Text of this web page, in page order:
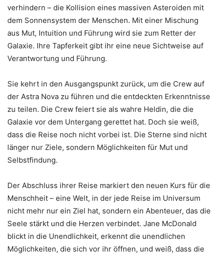
verhindern – die Kollision eines massiven Asteroiden mit
dem Sonnensystem der Menschen. Mit einer Mischung
aus Mut, Intuition und Führung wird sie zum Retter der
Galaxie. Ihre Tapferkeit gibt ihr eine neue Sichtweise auf
Verantwortung und Führung.
Sie kehrt in den Ausgangspunkt zurück, um die Crew auf
der Astra Nova zu führen und die entdeckten Erkenntnisse
zu teilen. Die Crew feiert sie als wahre Heldin, die die
Galaxie vor dem Untergang gerettet hat. Doch sie weiß,
dass die Reise noch nicht vorbei ist. Die Sterne sind nicht
länger nur Ziele, sondern Möglichkeiten für Mut und
Selbstfindung.
Der Abschluss ihrer Reise markiert den neuen Kurs für die
Menschheit – eine Welt, in der jede Reise im Universum
nicht mehr nur ein Ziel hat, sondern ein Abenteuer, das die
Seele stärkt und die Herzen verbindet. Jane McDonald
blickt in die Unendlichkeit, erkennt die unendlichen
Möglichkeiten, die sich vor ihr öffnen, und weiß, dass die